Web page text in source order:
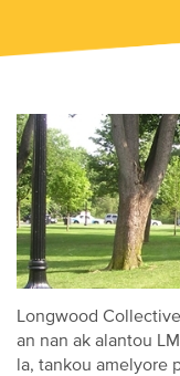
Longwood
an nan ak alantou
la, tankou amelyore